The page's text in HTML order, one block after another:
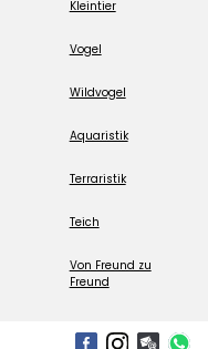
Kleintier
Vogel
Wildvogel
Aquaristik
Terraristik
Teich
Von Freund zu
Freund